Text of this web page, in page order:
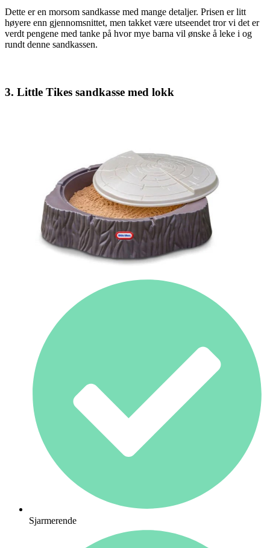
Dette er en morsom sandkasse med mange detaljer. Prisen er litt
høyere enn gjennomsnittet, men takket være utseendet tror vi det er
verdt pengene med tanke på hvor mye barna vil ønske å leke i og
rundt denne sandkassen.
3. Little Tikes sandkasse med lokk
Sjarmerende